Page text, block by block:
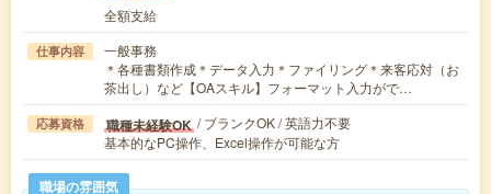
全額支給
仕事内容
一般事務
＊各種書類作成＊データ入力＊ファイリング＊来客応対（お
茶出し）など【OAスキル】フォーマット入力がで…
応募資格 職種未経験OK / ブランクOK / 英語力不要
基本的なPC操作、Excel操作が可能な方
職場の雰囲気